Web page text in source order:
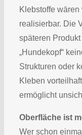
Klebstoffe
realisierbar. Die
späteren
„Hundekopf“
Strukturen oder
Kleben
ermöglicht
Oberfläche ist
Wer schon